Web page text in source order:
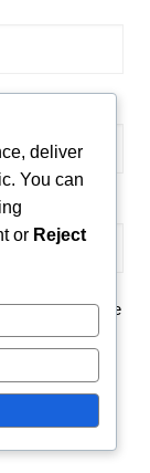
browser for the
deliver
You can
or Reject